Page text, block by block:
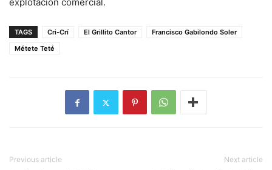
TAGS Cri-Crí El Grillito Cantor
Francisco Gabilondo Soler
Métete Teté
Previous article Next article